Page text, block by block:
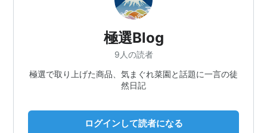
極選Blog
9人の読者
極選で取り上げた商品、気まぐれ菜園と話題に一言の徒
然日記
ログインして読者になる